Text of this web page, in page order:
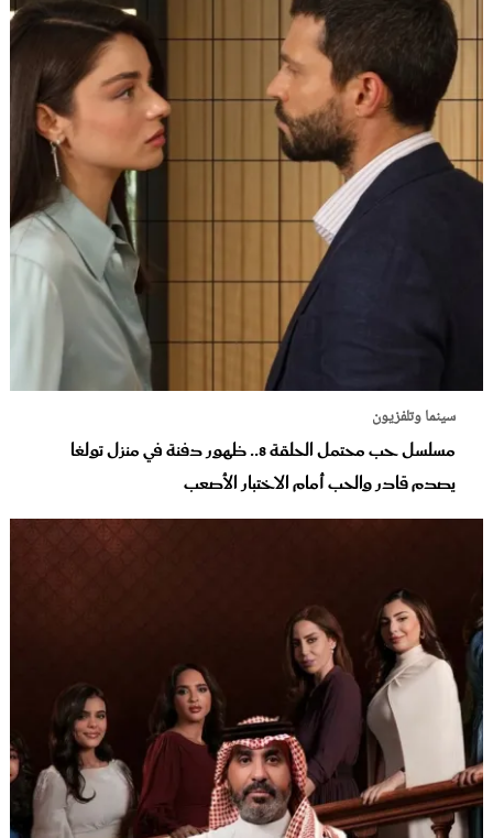
سينما وتلفزيون
مسلسل حب محتمل الحلقة 8.. ظهور دفنة في منزل تولغا
يصدم قادر والحب أمام الاختبار الأصعب